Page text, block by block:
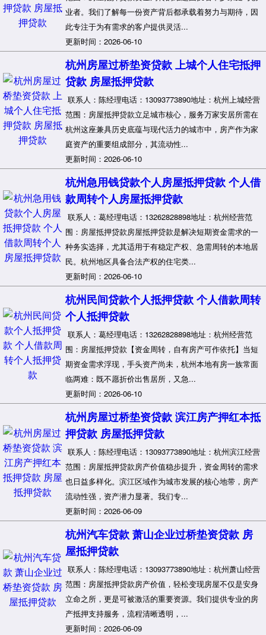
业者。我们了解每一份资产背后都承载着努力与期待，因
此专注于为有需求的客户提供灵活...
更新时间：2026-06-10
杭州房屋过桥垫资贷款 上城个人住宅抵押
贷款 房屋抵押贷款
联系人：陈经理电话：13093773890地址：杭州上城经营
范围：房屋抵押贷款立足城市核心，服务万家安居所需在
杭州这座兼具历史底蕴与现代活力的城市中，房产作为家
庭资产的重要组成部分，其流动性...
更新时间：2026-06-10
杭州急用钱贷款个人房屋抵押贷款 个人借
款周转个人房屋抵押贷款
联系人：葛经理电话：13262828898地址：杭州经营范
围：房屋抵押贷款房屋抵押贷款是解决短期资金需求的一
种务实选择，尤其适用于有稳定产权、急需周转的本地居
民。杭州地区具备合法产权的住宅类...
更新时间：2026-06-10
杭州民间贷款个人抵押贷款 个人借款周转
个人抵押贷款
联系人：葛经理电话：13262828898地址：杭州经营范
围：房屋抵押贷款【资金周转，自有房产可作依托】当短
期资金需求浮现，手头资产尚未，杭州本地有房一族常面
临两难：既不愿折价出售居所，又急...
更新时间：2026-06-10
杭州房屋过桥垫资贷款 滨江房产押红本抵
押贷款 房屋抵押贷款
联系人：陈经理电话：13093773890地址：杭州滨江经营
范围：房屋抵押贷款房产价值稳步提升，资金周转的需求
也日益多样化。滨江区域作为城市发展的核心地带，房产
流动性强，资产潜力显著。我们专...
更新时间：2026-06-09
杭州汽车贷款 萧山企业过桥垫资贷款 房
屋抵押贷款
联系人：陈经理电话：13093773890地址：杭州萧山经营
范围：房屋抵押贷款房产价值，轻松变现房屋不仅是安身
立命之所，更是可被激活的重要资源。我们提供专业的房
产抵押支持服务，流程清晰透明，...
更新时间：2026-06-09